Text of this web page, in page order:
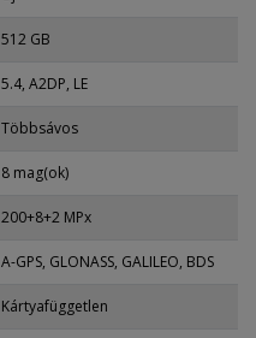
512 GB
5.4, A2DP, LE
Többsávos
8 mag(ok)
200+8+2 MPx
A-GPS, GLONASS, GALILEO, BDS
Kártyafüggetlen